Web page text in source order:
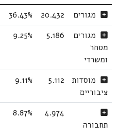
מגורים
20.432
36.43%
מגורים
מסחר
ומשרדי
5.186
9.25%
מוסדות
ציבוריים
5.112
9.11%
תחבורה
4.974
8.87%